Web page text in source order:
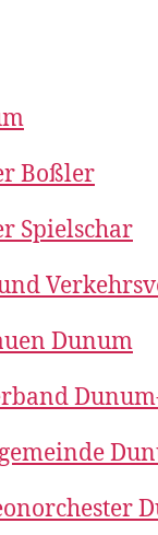
Boßler
Spielschar
Dunum